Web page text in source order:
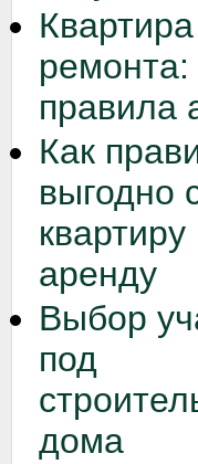
ремонта:
правила
Как
выгодно
квартиру
аренду
Выбор
под
дома